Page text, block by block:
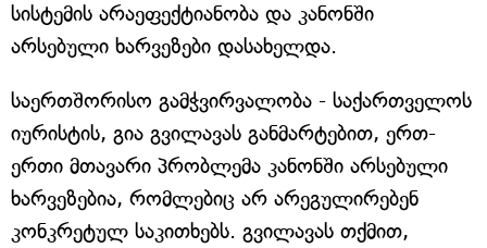
სისტემის არაეფექტიანობა და კანონში
არსებული ხარვეზები დასახელდა.
საერთშორისო გამჭვირვალობა - საქართველოს
იურისტის, გია გვილავას განმარტებით, ერთ-
ერთი მთავარი პრობლემა კანონში არსებული
ხარვეზებია, რომლებიც არ არეგულირებენ
კონკრეტულ საკითხებს. გვილავას თქმით,